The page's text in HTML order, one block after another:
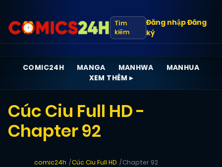
Tìm
kiếm
Đăng nhậpĐăng
ký
COMIC24H MANGA MANHWA
MANHUA
XEM THÊM ▸
Cúc Ciu Full HD -
Chapter 92
comic24h Cúc Ciu Full HD Chapter 92